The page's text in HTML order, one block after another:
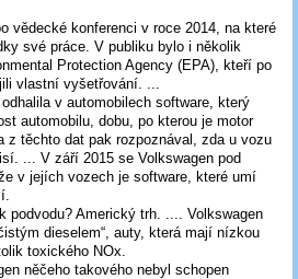
vědecké konferenci v roce 2014, na které
své práce. V publiku bylo i několik
Protection Agency (EPA), kteří po
vlastní vyšetřování. ...
v automobilech software, který
automobilu, dobu, po kterou je motor
z těchto dat pak rozpoznával, zda u vozu
... V září 2015 se Volkswagen pod
v jejích vozech je software, které umí
podvodu? Americký trh. .... Volkswagen
dieselem“, auty, která mají nízkou
toxického NOx.
něčeho takového nebyl schopen